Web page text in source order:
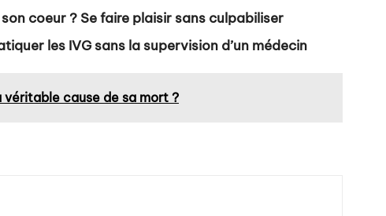
coeur ? Se faire plaisir sans culpabiliser
les IVG sans la supervision d’un médecin
véritable cause de sa mort ?